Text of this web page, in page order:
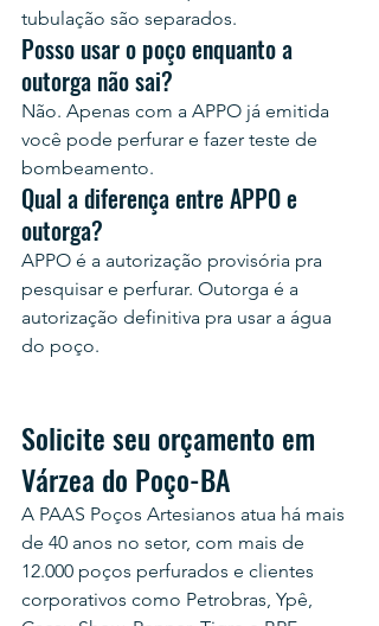
tubulação são separados.
Posso usar o poço enquanto a
outorga não sai?
Não. Apenas com a APPO já emitida
você pode perfurar e fazer teste de
bombeamento.
Qual a diferença entre APPO e
outorga?
APPO é a autorização provisória pra
pesquisar e perfurar. Outorga é a
autorização definitiva pra usar a água
do poço.
Solicite seu orçamento em
Várzea do Poço-BA
A PAAS Poços Artesianos atua há mais
de 40 anos no setor, com mais de
12.000 poços perfurados e clientes
corporativos como Petrobras, Ypê,